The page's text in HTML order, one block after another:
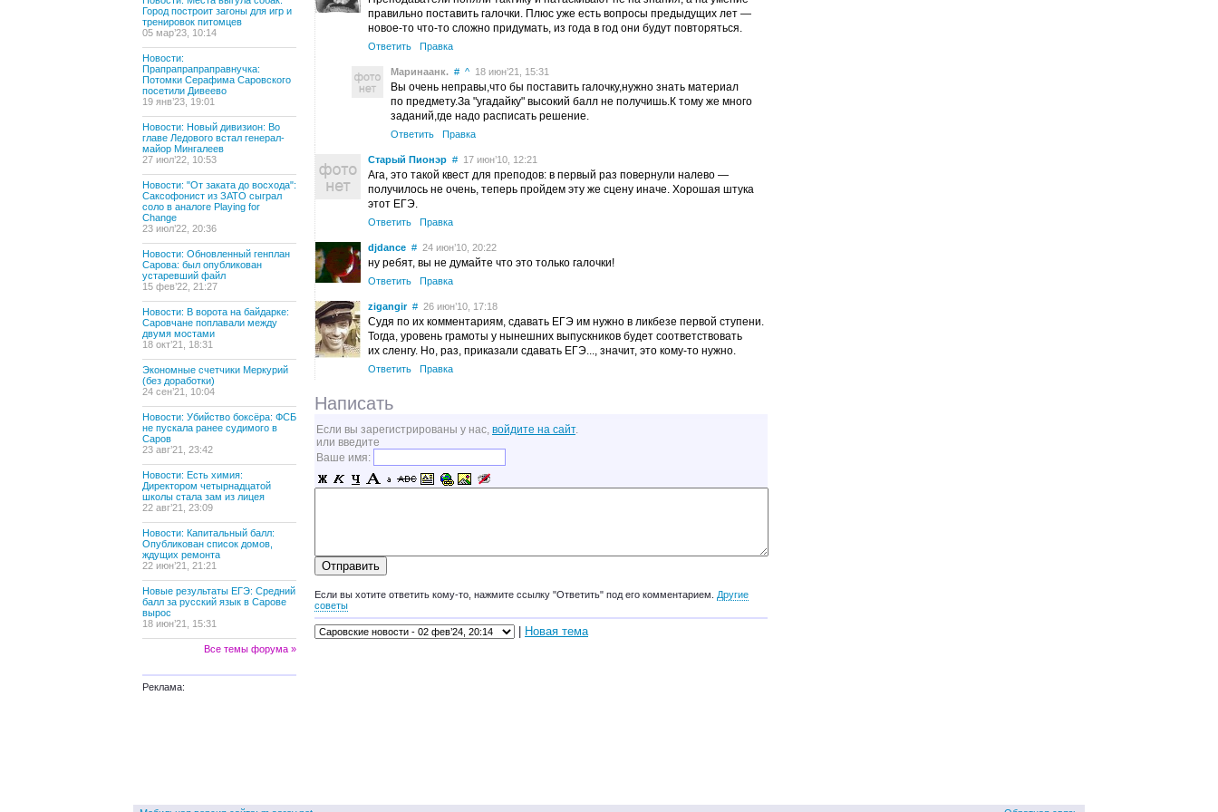
Город построит загоны для игр и
тренировок питомцев
05 мар’23, 10:14
Новости:
Прапрапрапраправнучка:
Потомки Серафима Саровского
посетили Дивеево
19 янв’23, 19:01
Новости: Новый дивизион: Во
главе Ледового встал генерал-
майор Мингалеев
27 июл’22, 10:53
Новости: "От заката до восхода":
Саксофонист из ЗАТО сыграл
соло в аналоге Playing for
Change
23 июл’22, 20:36
Новости: Обновленный генплан
Сарова: был опубликован
устаревший файл
15 фев’22, 21:27
Новости: В ворота на байдарке:
Саровчане поплавали между
двумя мостами
18 окт’21, 18:31
Экономные счетчики Меркурий
(без доработки)
24 сен’21, 10:04
Новости: Убийство боксёра: ФСБ
не пускала ранее судимого в
Саров
23 авг’21, 23:42
Новости: Есть химия:
Директором четырнадцатой
школы стала зам из лицея
22 авг’21, 23:09
Новости: Капитальный балл:
Опубликован список домов,
ждущих ремонта
22 июн’21, 21:21
Новые результаты ЕГЭ: Средний
балл за русский язык в Сарове
вырос
18 июн’21, 15:31
Все темы форума »
Реклама:
правильно поставить галочки. Плюс уже есть вопросы предыдущих лет —
новое-то что-то сложно придумать, из года в год они будут повторяться.
Ответить Правка
Маринаанк. # ^ 18 июн’21, 15:31
Вы очень неправы,что бы поставить галочку,нужно знать материал
по предмету.За "угадайку" высокий балл не получишь.К тому же много
заданий,где надо расписать решение.
Ответить Правка
Старый Пионэр # 17 июн’10, 12:21
Ага, это такой квест для преподов: в первый раз повернули налево —
получилось не очень, теперь пройдем эту же сцену иначе. Хорошая штука
этот ЕГЭ.
Ответить Правка
djdance # 24 июн’10, 20:22
ну ребят, вы не думайте что это только галочки!
Ответить Правка
zigangir # 26 июн’10, 17:18
Судя по их комментариям, сдавать ЕГЭ им нужно в ликбезе первой ступени.
Тогда, уровень грамоты у нынешних выпускников будет соответствовать
их сленгу. Но, раз, приказали сдавать ЕГЭ..., значит, это кому-то нужно.
Ответить Правка
Написать
Если вы зарегистрированы у нас, войдите на сайт.
или введите
Ваше имя:
Если вы хотите ответить кому-то, нажмите ссылку "Ответить" под его комментарием. Другие
советы
Новая тема